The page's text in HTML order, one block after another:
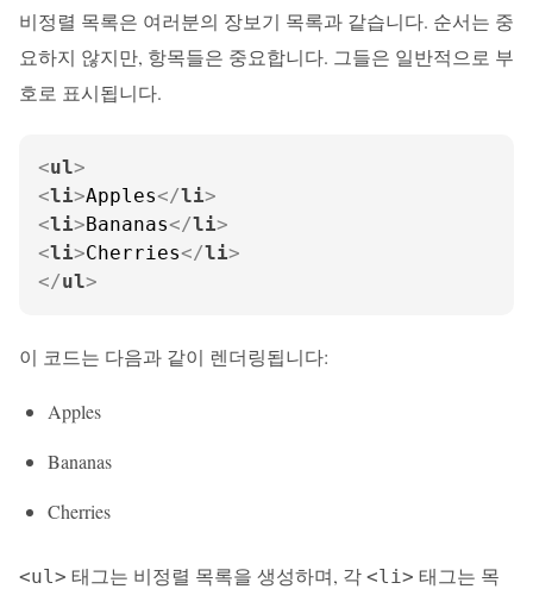
비정렬 목록은 여러분의 장보기 목록과 같습니다. 순서는 중
요하지 않지만, 항목들은 중요합니다. 그들은 일반적으로 부
호로 표시됩니다.
<ul>
<li>Apples</li>
<li>Bananas</li>
<li>Cherries</li>
</ul>
이 코드는 다음과 같이 렌더링됩니다:
Apples
Bananas
Cherries
<ul> 태그는 비정렬 목록을 생성하며, 각 <li> 태그는 목